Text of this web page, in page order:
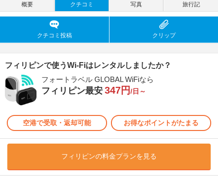
概要 クチコミ 写真 旅行記
クチコミ投稿 クリップ
フィリピンで使うWi-Fiはレンタルしましたか？
フォートラベル GLOBAL WiFiなら
フィリピン最安 347円/日～
空港で受取・返却可能 お得なポイントがたまる
フィリピンの料金プランを見る